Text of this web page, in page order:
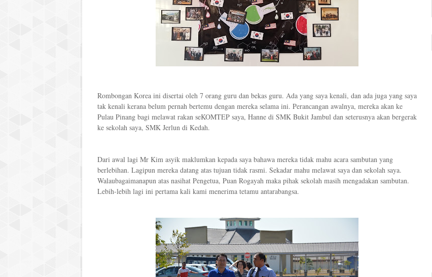
Rombongan Korea ini disertai oleh 7 orang guru dan bekas guru. Ada yang saya kenali, dan ada juga yang saya
tak kenali kerana belum pernah bertemu dengan mereka selama ini. Perancangan awalnya, mereka akan ke
Pulau Pinang bagi melawat rakan seKOMTEP saya, Hanne di SMK Bukit Jambul dan seterusnya akan bergerak
ke sekolah saya, SMK Jerlun di Kedah.
Dari awal lagi Mr Kim asyik maklumkan kepada saya bahawa mereka tidak mahu acara sambutan yang
berlebihan. Lagipun mereka datang atas tujuan tidak rasmi. Sekadar mahu melawat saya dan sekolah saya.
Walaubagaimanapun atas nasihat Pengetua, Puan Rogayah maka pihak sekolah masih mengadakan sambutan.
Lebih-lebih lagi ini pertama kali kami menerima tetamu antarabangsa.